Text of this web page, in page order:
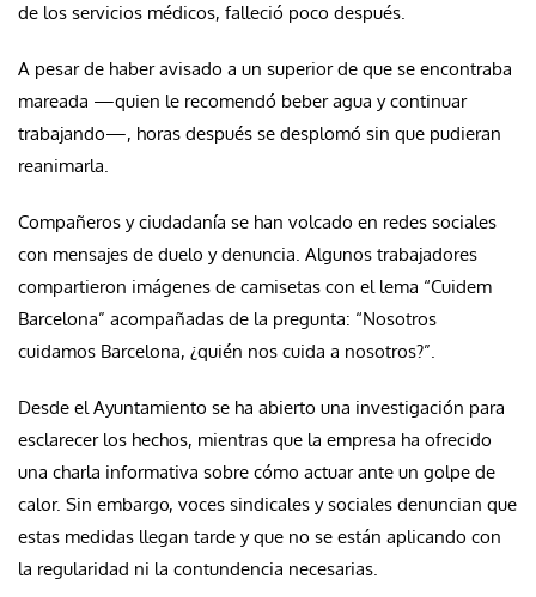
de los servicios médicos, falleció poco después.
A pesar de haber avisado a un superior de que se encontraba
mareada —quien le recomendó beber agua y continuar
trabajando—, horas después se desplomó sin que pudieran
reanimarla.
Compañeros y ciudadanía se han volcado en redes sociales
con mensajes de duelo y denuncia. Algunos trabajadores
compartieron imágenes de camisetas con el lema “Cuidem
Barcelona” acompañadas de la pregunta: “Nosotros
cuidamos Barcelona, ¿quién nos cuida a nosotros?”.
Desde el Ayuntamiento se ha abierto una investigación para
esclarecer los hechos, mientras que la empresa ha ofrecido
una charla informativa sobre cómo actuar ante un golpe de
calor. Sin embargo, voces sindicales y sociales denuncian que
estas medidas llegan tarde y que no se están aplicando con
la regularidad ni la contundencia necesarias.